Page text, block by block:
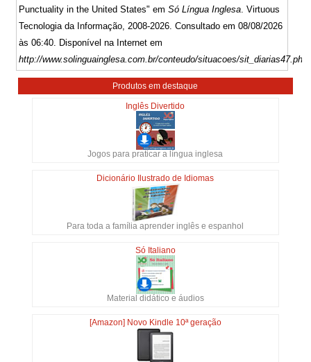
Punctuality in the United States" emSó Língua Inglesa . Virtuous
Tecnologia da Informação, 2008-2026. Consultado em 08/08/2026
às 06:40. Disponível na Internet em
http://www.solinguainglesa.com.br/conteudo/situacoes/sit_diarias47.php
Produtos em destaque
Inglês Divertido
Jogos para praticar a língua inglesa
Dicionário Ilustrado de Idiomas
Para toda a família aprender inglês e espanhol
Só Italiano
Material didático e áudios
[Amazon] Novo Kindle 10ª geração